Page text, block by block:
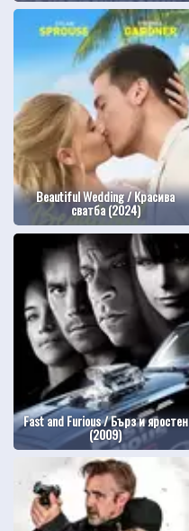
Beautiful Wedding / Красива
сватба (2024)
Fast and Furious / Бърз и яростен
(2009)